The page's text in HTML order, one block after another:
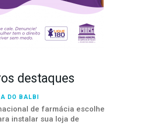
destaques
DO BALBI
de farmácia escolhe
instalar sua loja de